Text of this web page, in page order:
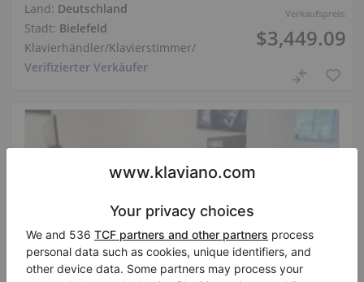
Verkaufspreis:
$3,449.09
Land: Deutschland
Stadt: Bielefeld
Klavierhändler/Klavierstimmer/
Verifizierter Verkäufer